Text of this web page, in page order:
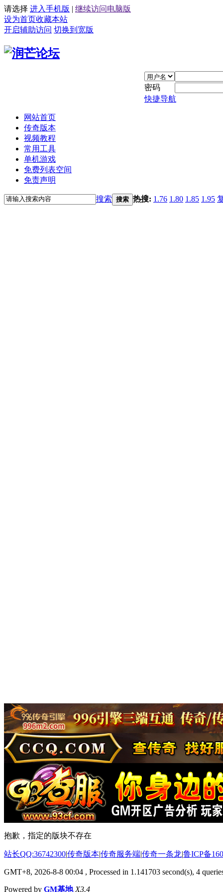
请选择 进入手机版 | 继续访问电脑版
设为首页收藏本站
开启辅助访问 切换到宽版
密码
快捷导航
网站首页
传奇版本
视频教程
常用工具
单机游戏
免费列表空间
免责声明
搜索 搜索 热搜: 1.76 1.80 1.85 1.95
抱歉，指定的版块不存在
站长QQ:36742300|传奇版本|传奇服务端|传奇一条龙|鲁ICP备
GMT+8, 2026-8-8 00:04 , Processed in 1.141703 second(s), 4
Powered by GM基地 X3.4